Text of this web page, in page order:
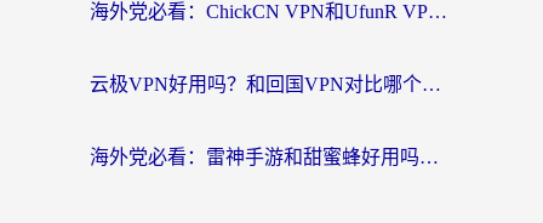
海外党必看：ChickCN VPN和UfunR VPN对比哪个回国效果更好？附实用选择指南
云极VPN好用吗？和回国VPN对比哪个回国效果更好？海外党亲测避坑指南
海外党必看：雷神手游和甜蜜蜂好用吗？3步选对回国加速器无缝刷国内资源